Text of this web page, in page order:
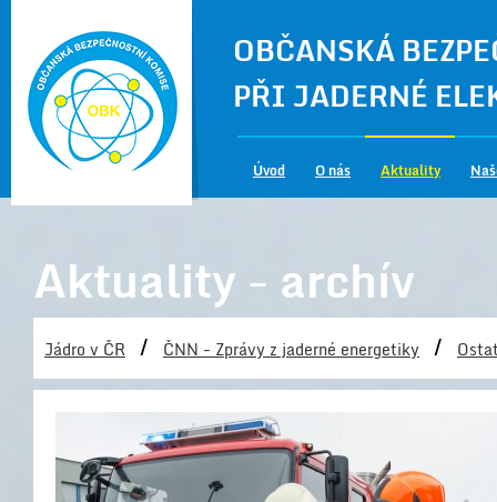
OBČANSKÁ
PŘI JADERNÉ
Úvod O nás Aktuality
Aktuality - archív
Jádro v ČR / ČNN - Zprávy z jaderné energetiky /